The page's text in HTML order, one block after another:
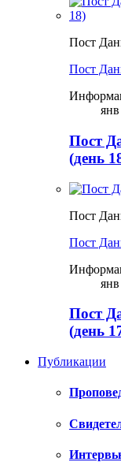
Пост
Пост
Пост
(день
Пост
Пост
Пост
(день
Публикации